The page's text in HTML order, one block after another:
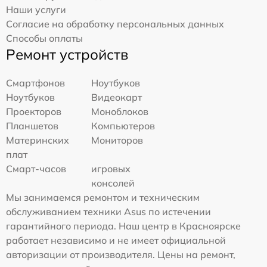
Наши услуги
Согласие на обработку персональных данных
Способы оплаты
Ремонт устройств
Смартфонов
Ноутбуков
Ноутбуков
Видеокарт
Проекторов
Моноблоков
Планшетов
Компьютеров
Материнских
плат
Мониторов
Смарт-часов
игровых
консолей
Мы занимаемся ремонтом и техническим
обслуживанием техники Asus по истечении
гарантийного периода. Наш центр в Красноярске
работает независимо и не имеет официальной
авторизации от производителя. Цены на ремонт,